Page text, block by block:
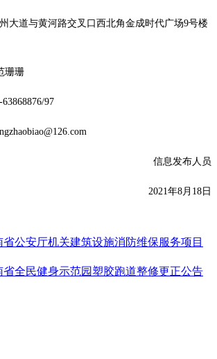
大道与黄河路交叉口西北角金成时代广场9号楼
珊珊
63868876/97
信息发布人员
2021年8月 18 日
省公安厅机关建筑设施消防维保服务项目
省全民健身示范园塑胶跑道整修更正公告